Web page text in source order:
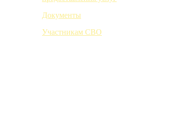
Документы
Участникам СВО